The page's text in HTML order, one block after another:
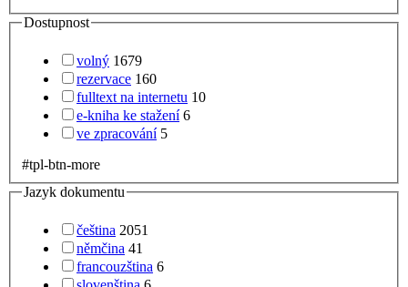
Dostupnost
volný 1679
rezervace 160
fulltext na internetu 10
e-kniha ke stažení 6
ve zpracování 5
#tpl-btn-more
Jazyk dokumentu
čeština 2051
němčina 41
francouzština 6